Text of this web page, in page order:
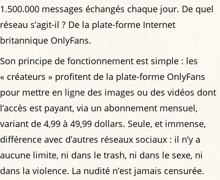
1.500.000 messages échangés chaque jour. De quel
réseau s’agit-il ? De la plate-forme Internet
britannique OnlyFans.
Son principe de fonctionnement est simple : les
« créateurs » profitent de la plate-forme OnlyFans
pour mettre en ligne des images ou des vidéos dont
l’accès est payant, via un abonnement mensuel,
variant de 4,99 à 49,99 dollars. Seule, et immense,
différence avec d’autres réseaux sociaux : il n’y a
aucune limite, ni dans le trash, ni dans le sexe, ni
dans la violence. La nudité n’est jamais censurée.